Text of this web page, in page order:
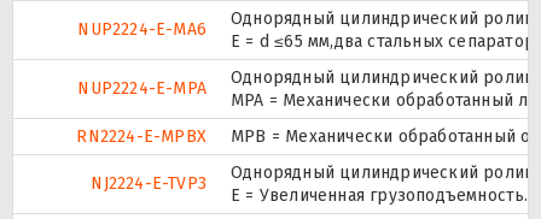
NUP2224-E-MA6
Однорядный цилиндрический
E = d ≤65 мм,два стальных
NUP2224-E-MPA
Однорядный цилиндрический
MPA = Механически обработанный
RN2224-E-MPBX
MPB = Механически обработанный
NJ2224-E-TVP3
Однорядный цилиндрический
E = Увеличенная